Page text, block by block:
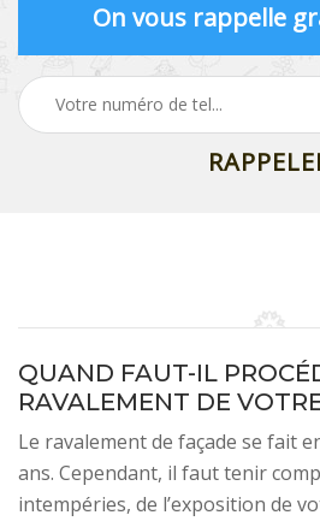
On vous rappelle
QUAND FAUT-IL
RAVALEMENT DE
Le ravalement de façade se fait
ans. Cependant, il faut tenir
intempéries, de l’exposition de